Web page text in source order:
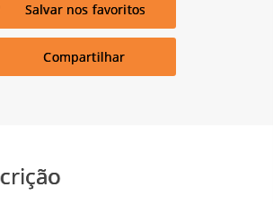
Salvar nos favoritos
Compartilhar